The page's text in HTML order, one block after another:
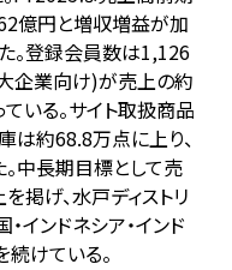
億円と増収増益が加
。登録会員数は1,126
企業向け)が売上の約
いる。サイト取扱商品
は約68.8万点に上り、
中長期目標として売
掲げ、水戸ディストリ
インドネシア・インド
けている。